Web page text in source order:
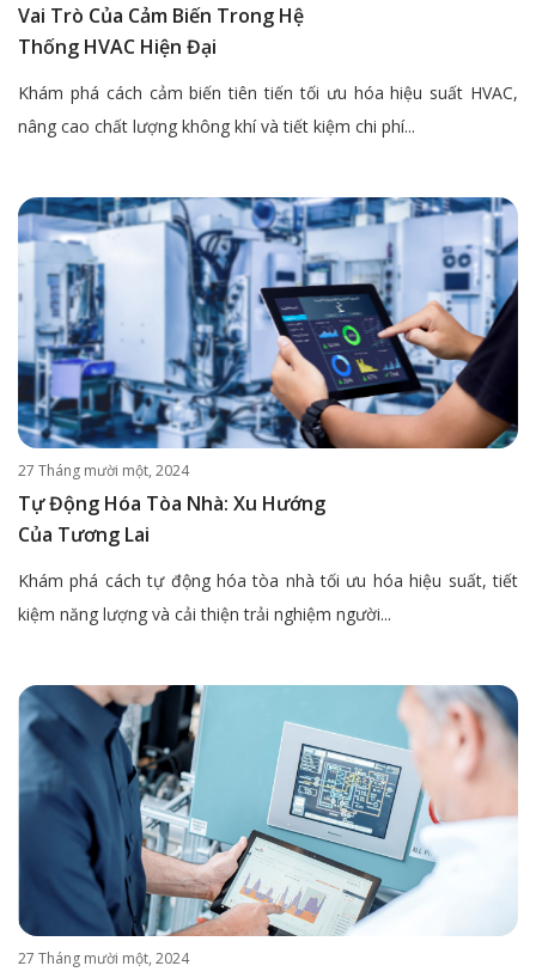
Vai Trò Của Cảm Biến Trong Hệ
Thống HVAC Hiện Đại
Khám phá cách cảm biến tiên tiến tối ưu hóa hiệu suất HVAC,
nâng cao chất lượng không khí và tiết kiệm chi phí...
27 Tháng mười một, 2024
Tự Động Hóa Tòa Nhà: Xu Hướng
Của Tương Lai
Khám phá cách tự động hóa tòa nhà tối ưu hóa hiệu suất, tiết
kiệm năng lượng và cải thiện trải nghiệm người...
27 Tháng mười một, 2024